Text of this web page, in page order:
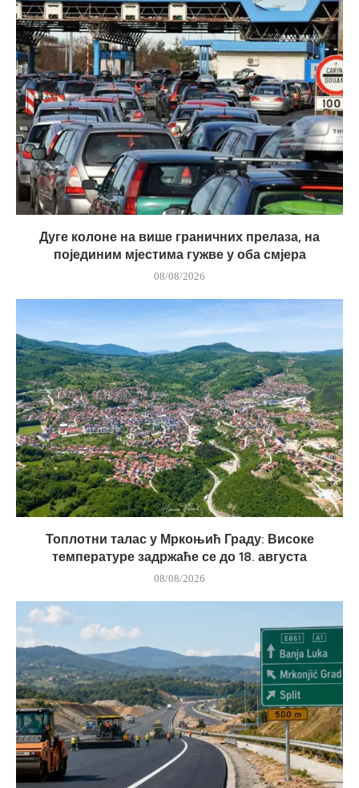
Дуге колоне на више граничних прелаза, на
појединим мјестима гужве у оба смјера
08/08/2026
Топлотни талас у Мркоњић Граду: Високе
температуре задржаће се до 18. августа
08/08/2026